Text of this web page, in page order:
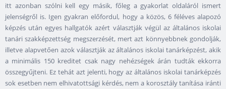
itt azonban szólni kell egy másik, főleg a gyakorlat oldaláról ismert
jelenségről is. Igen gyakran előfordul, hogy a közös, 6 féléves alapozó
képzés után egyes hallgatók azért választják végül az általános iskolai
tanári szakképzettség megszerzését, mert azt könnyebbnek gondolják,
illetve alapvetően azok választják az általános iskolai tanárképzést, akik
a minimális 150 kreditet csak nagy nehézségek árán tudták ekkorra
összegyűjteni. Ez tehát azt jelenti, hogy az általános iskolai tanárképzés
sok esetben nem elhivatottsági kérdés, nem a korosztály tanítása iránti